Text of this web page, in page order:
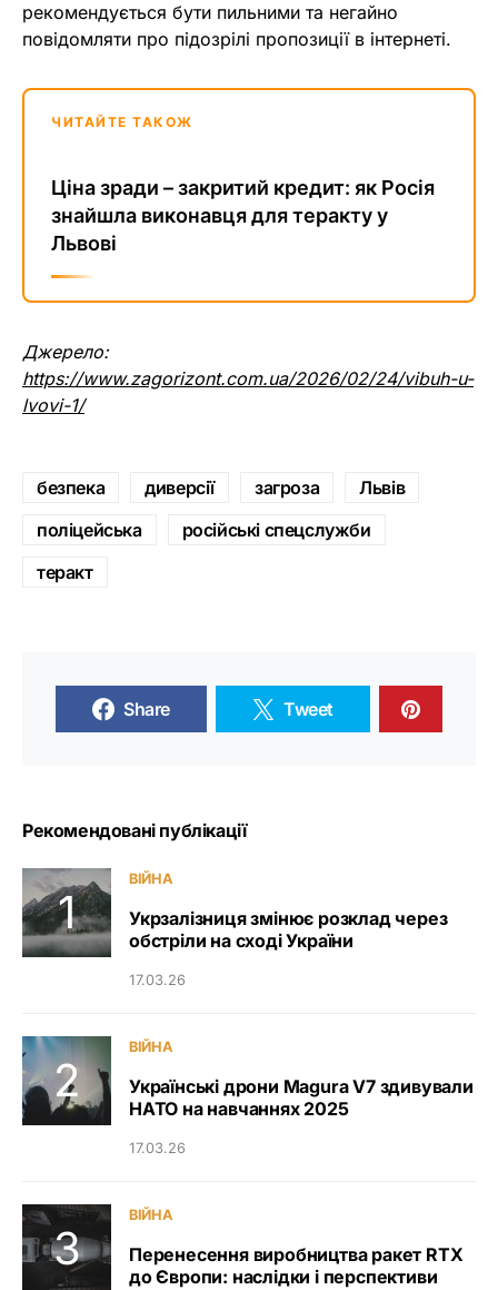
рекомендується бути пильними та негайно
повідомляти про підозрілі пропозиції в інтернеті.
ЧИТАЙТЕ ТАКОЖ
Ціна зради – закритий кредит: як Росія
знайшла виконавця для теракту у
Львові
Джерело:
https://www.zagorizont.com.ua/2026/02/24/vibuh-u-
lvovi-1/
безпека диверсії загроза
Львів
поліцейська
російські спецслужби
теракт
Share Tweet
Рекомендовані публікації
ВІЙНА
Укрзалізниця змінює розклад через
обстріли на сході України
17.03.26
ВІЙНА
Українські дрони Magura V7 здивували
НАТО на навчаннях 2025
17.03.26
ВІЙНА
Перенесення виробництва ракет RTX
до Європи: наслідки і перспективи